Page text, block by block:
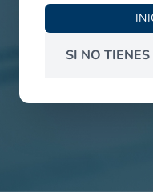
SI NO TIENES